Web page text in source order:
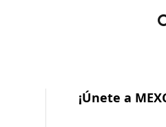
¡Únete a